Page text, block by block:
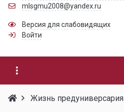
mlsgmu2008@yandex.ru
Версия для слабовидящих
Войти
Жизнь предуниверсария